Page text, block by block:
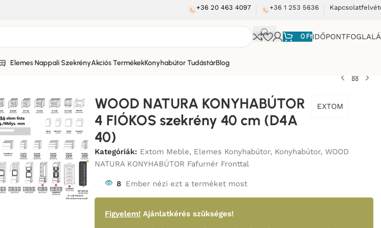
+36 20 463 4097 +36 1 253 5636
0Ft
Elemes Nappali SzekrényAkciós TermékekKonyhabútor TudástárBlog
WOOD NATURA KONYHABÚTOR
4 FIÓKOS szekrény 40 cm (D4A
40)
EXTOM
Kategóriák: Extom Meble, Elemes Konyhabútor, Konyhabútor, WOOD
NATURA KONYHABÚTOR Fafurnér Fronttal
8 Ember nézi ezt a terméket most
Figyelem! Ajánlatkérés szükséges!